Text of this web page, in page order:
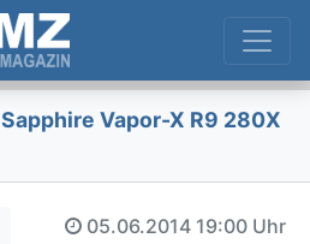
Sapphire Vapor-X R9 280X
05.06.2014 19:00 Uhr